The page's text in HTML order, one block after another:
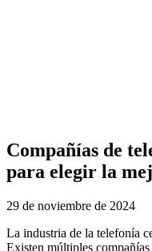
Compañías de
para elegir la
29 de noviembre de 2024
La industria de la telefonía
Existen múltiples